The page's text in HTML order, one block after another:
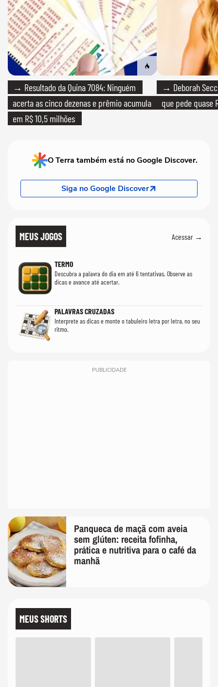
→ Resultado da Quina 7084: Ninguém
acerta as cinco dezenas e prêmio acumula
em R$ 10,5 milhões
→ Deborah
que pede quase
O Terra também está no Google Discover.
Siga no Google Discover
MEUS JOGOS Acessar →
TERMO
Descubra a palavra do dia em até 6 tentativas. Observe as
dicas e avance até acertar.
PALAVRAS CRUZADAS
Interprete as dicas e monte o tabuleiro letra por letra, no seu
ritmo.
PUBLICIDADE
Panqueca de maçã com aveia
sem glúten: receita fofinha,
prática e nutritiva para o café da
manhã
MEUS SHORTS